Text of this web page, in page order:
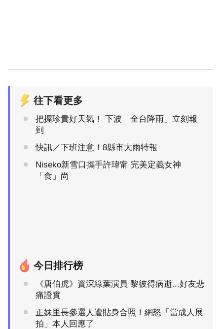
往下看更多
把握珍貴好天氣！ 下波「全台降雨」立刻報
到
快訊／下班注意！8縣市大雨特報
Niseko新雪口攜手許瑋甯 完美定義女神
「食」尚
今日排行榜
《唐伯虎》資深綠葉演員 黎彼得病逝...好友悲
痛證實
正妹里長參選人遭貼身合照！網怒「當成人展
拍」本人回應了